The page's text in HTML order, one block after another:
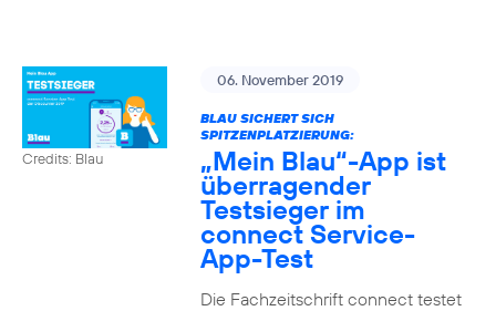
Credits: Blau
06. November 2019
BLAU SICHERT SICH
SPITZENPLATZIERUNG:
„Mein Blau“-App ist
überragender
Testsieger im
connect Service-
App-Test
Die Fachzeitschrift connect testet